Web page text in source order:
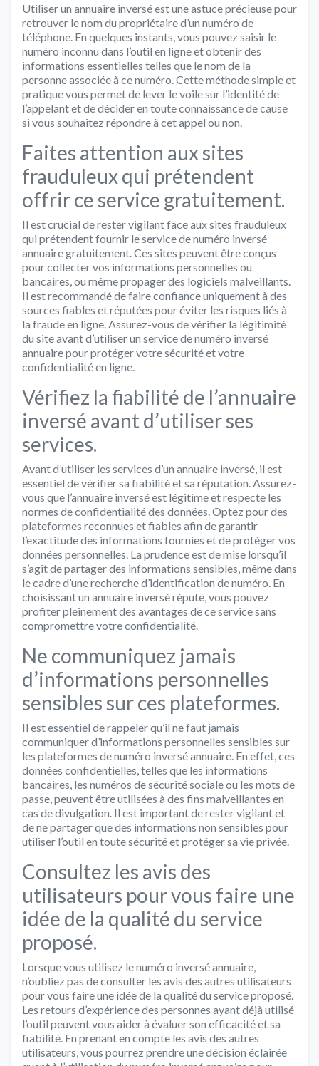
Utiliser un annuaire inversé est une astuce précieuse pour
retrouver le nom du propriétaire d’un numéro de
téléphone. En quelques instants, vous pouvez saisir le
numéro inconnu dans l’outil en ligne et obtenir des
informations essentielles telles que le nom de la
personne associée à ce numéro. Cette méthode simple et
pratique vous permet de lever le voile sur l’identité de
l’appelant et de décider en toute connaissance de cause
si vous souhaitez répondre à cet appel ou non.
Faites attention aux sites
frauduleux qui prétendent
offrir ce service gratuitement.
Il est crucial de rester vigilant face aux sites frauduleux
qui prétendent fournir le service de numéro inversé
annuaire gratuitement. Ces sites peuvent être conçus
pour collecter vos informations personnelles ou
bancaires, ou même propager des logiciels malveillants.
Il est recommandé de faire confiance uniquement à des
sources fiables et réputées pour éviter les risques liés à
la fraude en ligne. Assurez-vous de vérifier la légitimité
du site avant d’utiliser un service de numéro inversé
annuaire pour protéger votre sécurité et votre
confidentialité en ligne.
Vérifiez la fiabilité de l’annuaire
inversé avant d’utiliser ses
services.
Avant d’utiliser les services d’un annuaire inversé, il est
essentiel de vérifier sa fiabilité et sa réputation. Assurez-
vous que l’annuaire inversé est légitime et respecte les
normes de confidentialité des données. Optez pour des
plateformes reconnues et fiables afin de garantir
l’exactitude des informations fournies et de protéger vos
données personnelles. La prudence est de mise lorsqu’il
s’agit de partager des informations sensibles, même dans
le cadre d’une recherche d’identification de numéro. En
choisissant un annuaire inversé réputé, vous pouvez
profiter pleinement des avantages de ce service sans
compromettre votre confidentialité.
Ne communiquez jamais
d’informations personnelles
sensibles sur ces plateformes.
Il est essentiel de rappeler qu’il ne faut jamais
communiquer d’informations personnelles sensibles sur
les plateformes de numéro inversé annuaire. En effet, ces
données confidentielles, telles que les informations
bancaires, les numéros de sécurité sociale ou les mots de
passe, peuvent être utilisées à des fins malveillantes en
cas de divulgation. Il est important de rester vigilant et
de ne partager que des informations non sensibles pour
utiliser l’outil en toute sécurité et protéger sa vie privée.
Consultez les avis des
utilisateurs pour vous faire une
idée de la qualité du service
proposé.
Lorsque vous utilisez le numéro inversé annuaire,
n’oubliez pas de consulter les avis des autres utilisateurs
pour vous faire une idée de la qualité du service proposé.
Les retours d’expérience des personnes ayant déjà utilisé
l’outil peuvent vous aider à évaluer son efficacité et sa
fiabilité. En prenant en compte les avis des autres
utilisateurs, vous pourrez prendre une décision éclairée